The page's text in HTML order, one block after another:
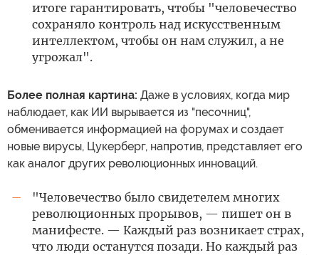
итоге гарантировать, чтобы "человечество
сохраняло контроль над искусственным
интеллектом, чтобы он нам служил, а не
угрожал".
Более полная картина: Даже в условиях, когда мир
наблюдает, как ИИ вырывается из "песочниц",
обменивается информацией на форумах и создает
новые вирусы, Цукерберг, напротив, представляет его
как аналог других революционных инноваций.
—
"Человечество было свидетелем многих
революционных прорывов, — пишет он в
манифесте. — Каждый раз возникает страх,
что люди останутся позади. Но каждый раз